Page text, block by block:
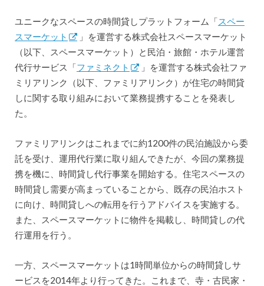
ユニークなスペースの時間貸しプラットフォーム「スペー
スマーケット
」を運営する株式会社スペースマーケット
（以下、スペースマーケット）と民泊・旅館・ホテル運営
代行サービス「ファミネクト
」を運営する株式会社ファ
ミリアリンク（以下、ファミリアリンク）が住宅の時間貸
しに関する取り組みにおいて業務提携することを発表し
た。
ファミリアリンクはこれまでに約1200件の民泊施設から委
託を受け、運用代行業に取り組んできたが、今回の業務提
携を機に、時間貸し代行事業を開始する。住宅スペースの
時間貸し需要が高まっていることから、既存の民泊ホスト
に向け、時間貸しへの転用を行うアドバイスを実施する。
また、スペースマーケットに物件を掲載し、時間貸しの代
行運用を行う。
一方、スペースマーケットは1時間単位からの時間貸しサ
ービスを2014年より行ってきた。これまで、寺・古民家・